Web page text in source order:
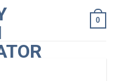
0